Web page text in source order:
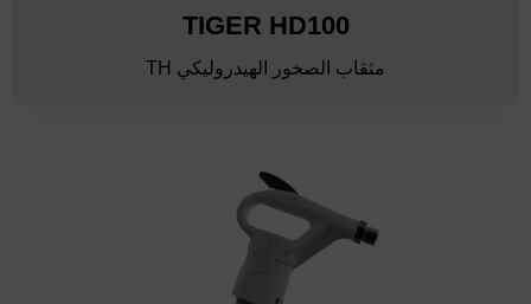
TIGER HD100
مثقاب الصخور الهيدروليكي TH